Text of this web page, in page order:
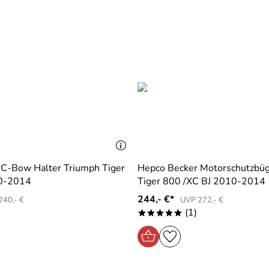
Hexenwerk. Ich hoffe, diese Bügel müssen nie wieder
erfolgt besser über Fachwerkstatt, da Schrauben direkt
Bow Halter Triumph Tiger
2014
€
Hepco Becker
Tiger 800 /XC BJ 2010-2014
244,- €*
UVP 272,- €
***** (1)